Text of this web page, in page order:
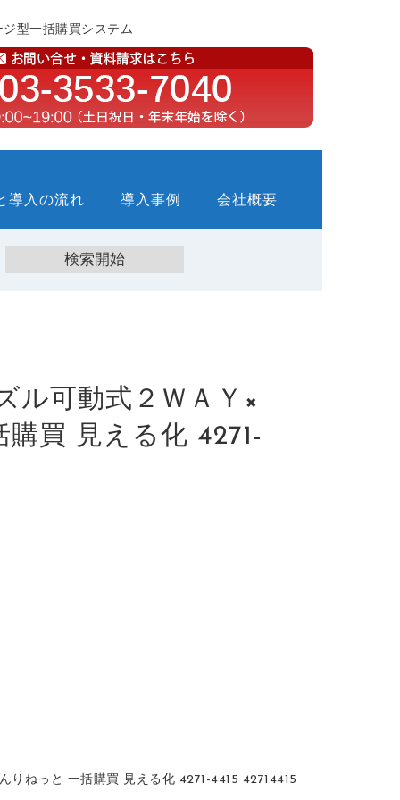
型一括購買システム
導入の流れ 導入事例 会社概要
可動式２ＷＡＹ×
買 見える化 4271-
ねっと 一括購買 見える化 4271-4415 42714415